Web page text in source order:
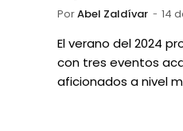
PorAbel Zaldívar 14
El verano del 2024
con tres eventos
aficionados a nivel